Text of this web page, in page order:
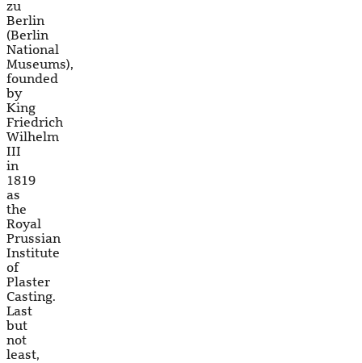
zu
Berlin
(Berlin
National
Museums),
founded
by
King
Friedrich
Wilhelm
III
in
1819
as
the
Royal
Prussian
Institute
of
Plaster
Casting.
Last
but
not
least,